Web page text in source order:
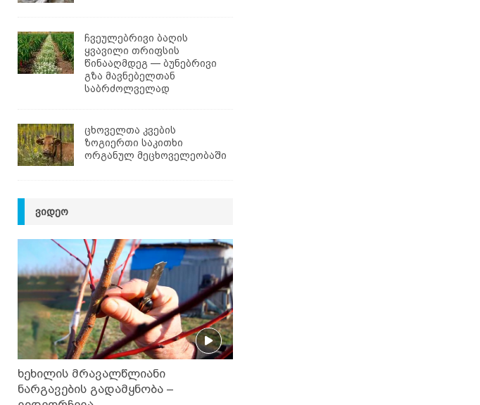
ჩვეულებრივი ბაღის
ყვავილი თრიფსის
წინააღმდეგ — ბუნებრივი
გზა მავნებელთან
საბრძოლველად
ცხოველთა კვების
ზოგიერთი საკითხი
ორგანულ მეცხოველეობაში
ᲕᲘᲓᲔᲝ
ხეხილის მრავალწლიანი
ნარგავების გადამყნობა –